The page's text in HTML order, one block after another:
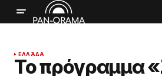
ΕΛΛΆΔΑ
Το πρόγραμμα